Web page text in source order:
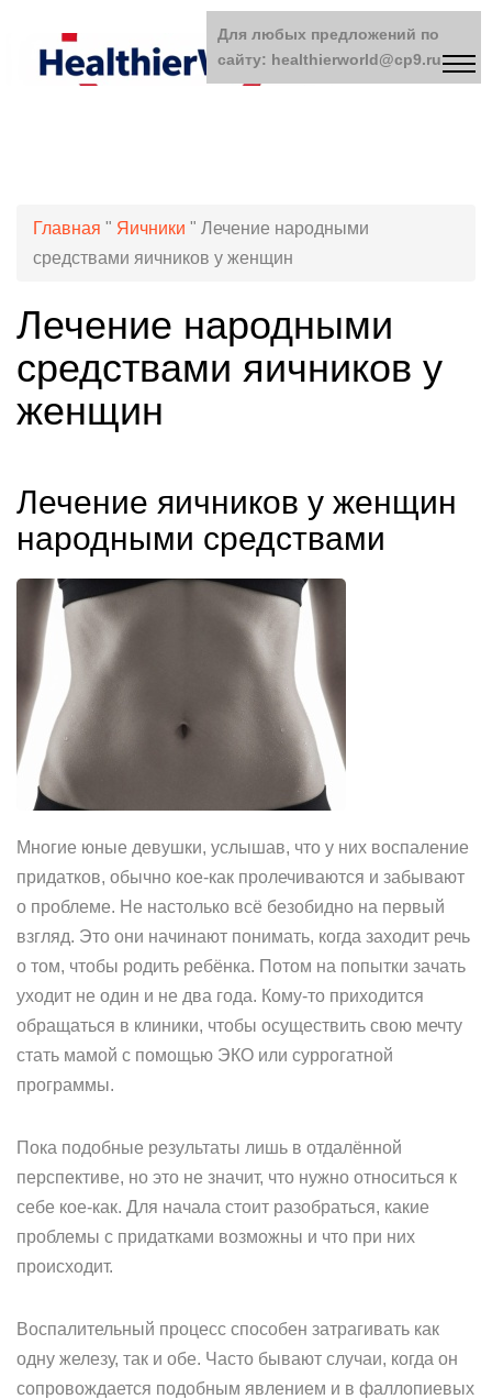
Главная " Яичники " Лечение народными
средствами яичников у женщин
Лечение народными
средствами яичников у
женщин
Лечение яичников у женщин
народными средствами
Многие юные девушки, услышав, что у них воспаление
придатков, обычно кое-как пролечиваются и забывают
о проблеме. Не настолько всё безобидно на первый
взгляд. Это они начинают понимать, когда заходит речь
о том, чтобы родить ребёнка. Потом на попытки зачать
уходит не один и не два года. Кому-то приходится
обращаться в клиники, чтобы осуществить свою мечту
стать мамой с помощью ЭКО или суррогатной
программы.
Пока подобные результаты лишь в отдалённой
перспективе, но это не значит, что нужно относиться к
себе кое-как. Для начала стоит разобраться, какие
проблемы с придатками возможны и что при них
происходит.
Воспалительный процесс способен затрагивать как
одну железу, так и обе. Часто бывают случаи, когда он
сопровождается подобным явлением и в фаллопиевых
Для любых предложений по
сайту: healthierworld@cp9.ru